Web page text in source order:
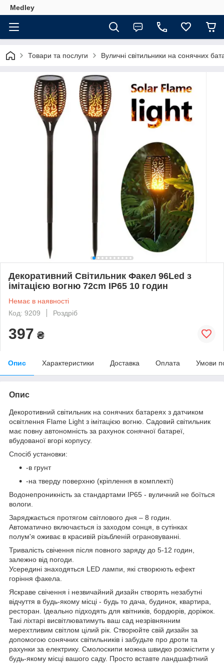
Medley
Товари та послуги Вуличні світильники на сонячних
Декоративний Світильник Факел 96Led з
імітацією вогню 72cm IP65 10 годин
Немає в наявності
Код: 9209
Роздріб
397 ₴
Опис Характеристики Доставка Оплата Умови
Опис
Декоротивний світильник на сонячних батареях з датчиком
освітлення Flame Light з імітацією вогню. Садовий світильник
має повну автономність за рахунок сонячної батареї,
вбудованої вгорі корпусу.
Спосіб установки:
-в грунт
-на тверду поверхню (кріплення в комплекті)
Водонепроникність за стандартами IP65 - вуличний не боїться
вологи.
Заряджається протягом світлового дня – 8 годин.
Автоматично включається із заходом сонця, в сутінках
полум'я оживає в красивій різьбленій ограновуванні.
Тривалість свічення після повного заряду до 5-12 годин,
залежно від погоди.
Усередині знаходяться LED лампи, які створюють ефект
горіння факела.
Яскраве свічення і незвичайний дизайн створять незабутні
відчуття в будь-якому місці - будь то дача, будинок, квартира,
ресторан. Ідеально підходять для квітників, бордюрів, доріжок.
Такі ліхтарі висвітлюватимуть ваш сад незрівнянним
мерехтливим світлом цілий рік. Створюйте свій дизайн за
допомогою сонячних світильників і забудьте про дроти та
рахунки за електрику. Смолоскипи можна швидко розмістити у
будь-якому місці вашого саду. Просто вставте ландшафтний